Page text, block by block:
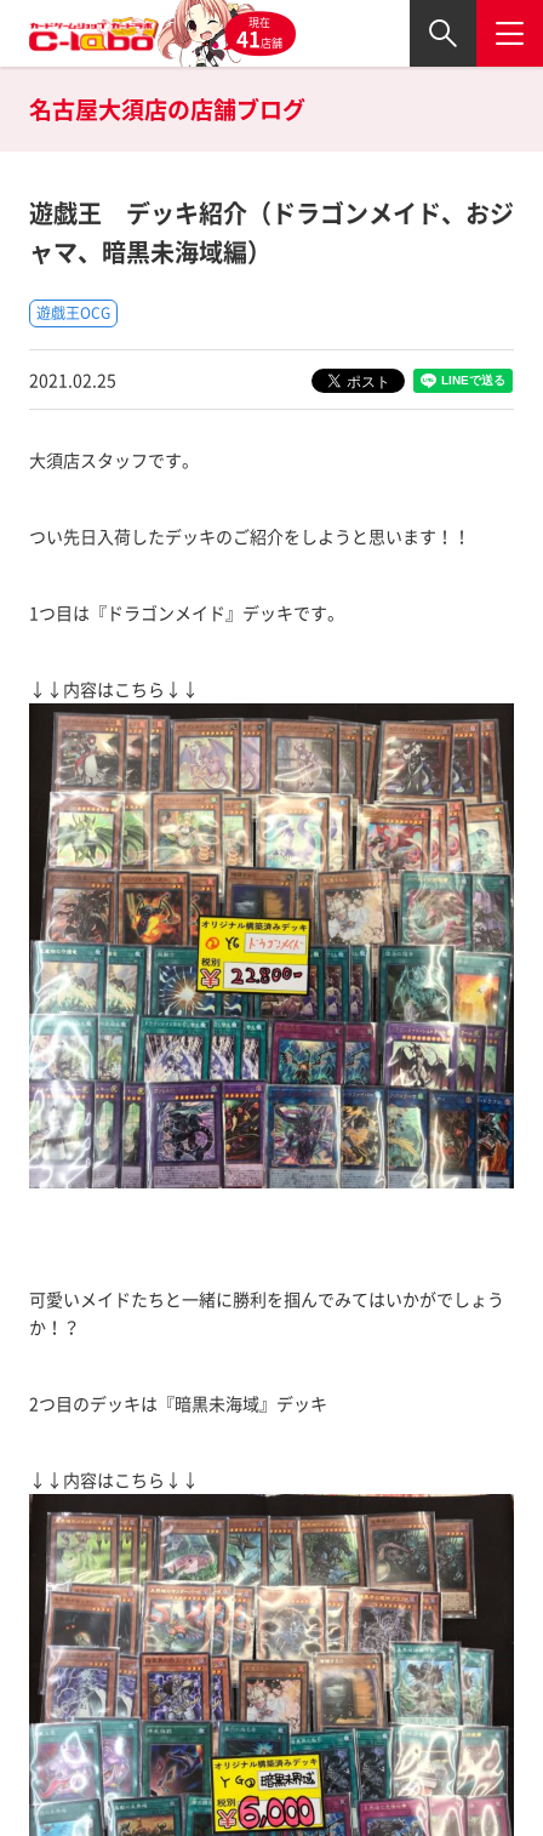
現在
41店舗
名古屋大須店の店舗ブログ
遊戯王 デッキ紹介（ドラゴンメイド、おジ
ャマ、暗黒未海域編）
遊戯王OCG
2021.02.25
大須店スタッフです。
つい先日入荷したデッキのご紹介をしようと思います！！
1つ目は『ドラゴンメイド』デッキです。
↓↓内容はこちら↓↓
可愛いメイドたちと一緒に勝利を掴んでみてはいかがでしょう
か！？
2つ目のデッキは『暗黒未海域』デッキ
↓↓内容はこちら↓↓